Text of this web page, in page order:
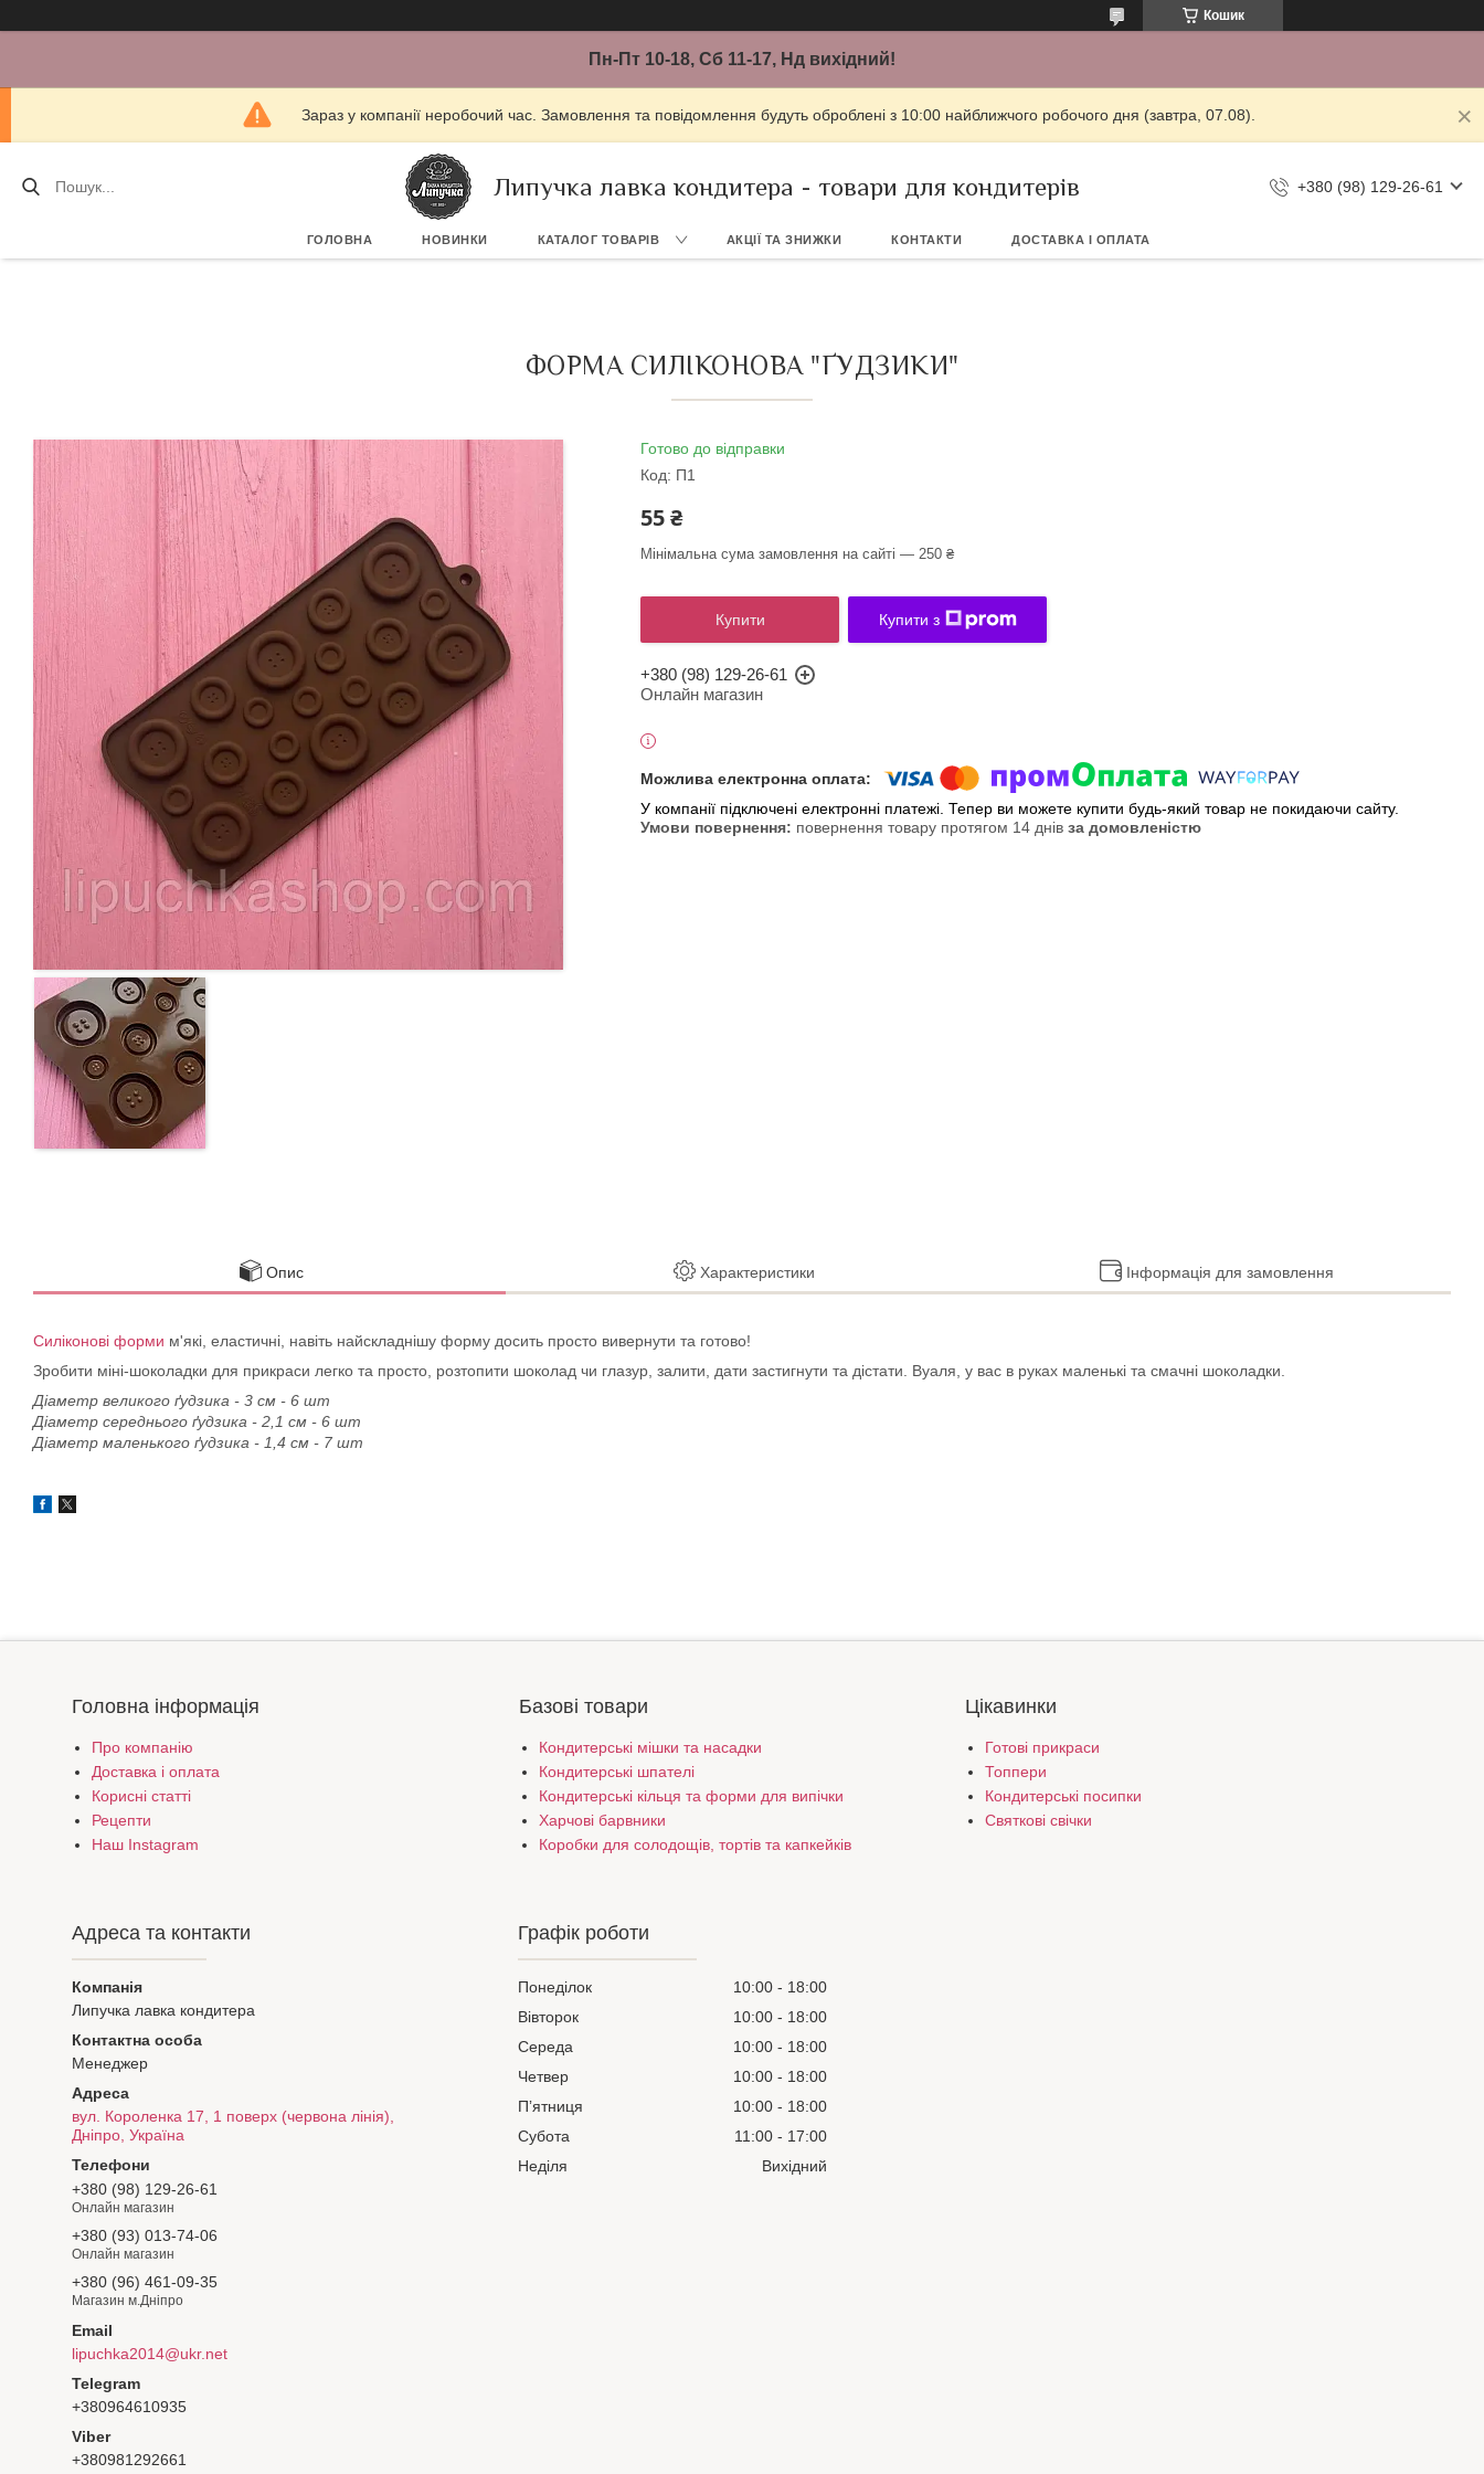
Кошик
Пн-Пт 10-18, Сб 11-17, Нд вихідний!
Зараз у компанії неробочий час. Замовлення та повідомлення будуть оброблені з 10:00 найближчого робочого дня (завтра, 07.08).
Липучка лавка кондитера - товари для кондитерів +380 (98) 129-26-61
ГОЛОВНА НОВИНКИ КАТАЛОГ ТОВАРІВ АКЦІЇ ТА ЗНИЖКИ КОНТАКТИ ДОСТАВКА І ОПЛАТА
ФОРМА СИЛІКОНОВА "ҐУДЗИКИ"
Готово до відправки
Код: П1
55 ₴
Мінімальна сума замовлення на сайті — 250 ₴
Купити Купити з
+380 (98) 129-26-61
Онлайн магазин
У компанії підключені електронні платежі. Тепер ви можете купити будь-який товар не покидаючи сайту.
повернення товару протягом 14 днів за домовленістю
Опис Характеристики Інформація для замовлення
Силіконові форми м'які, еластичні, навіть найскладнішу форму досить просто вивернути та готово!
Зробити міні-шоколадки для прикраси легко та просто, розтопити шоколад чи глазур, залити, дати застигнути та дістати. Вуаля, у вас в руках маленькі та смачні шоколадки.
Діаметр великого ґудзика - 3 см - 6 шт
Діаметр середнього ґудзика - 2,1 см - 6 шт
Діаметр маленького ґудзика - 1,4 см - 7 шт
Головна інформація
Про компанію
Доставка і оплата
Корисні статті
Рецепти
Наш Instagram
Базові товари
Кондитерські мішки та насадки
Кондитерські шпателі
Кондитерські кільця та форми для випічки
Харчові барвники
Коробки для солодощів, тортів та капкейків
Цікавинки
Готові прикраси
Топпери
Кондитерські посипки
Святкові свічки
Адреса та контакти
Липучка лавка кондитера
Менеджер
вул. Короленка 17, 1 поверх (червона лінія),
Дніпро, Україна
+380 (98) 129-26-61
Онлайн магазин
+380 (93) 013-74-06
Онлайн магазин
+380 (96) 461-09-35
Магазин м.Дніпро
lipuchka2014@ukr.net
+380964610935
+380981292661
Графік роботи
Понеділок 10:00
18:00
Вівторок
10:00
18:00
Середа
10:00
18:00
Четвер
10:00
18:00
Пʼятниця
10:00
18:00
Субота
11:00
17:00
Неділя
Вихідний